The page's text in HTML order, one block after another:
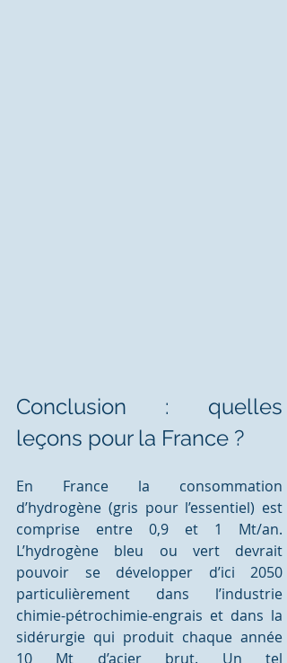
Conclusion : quelles
leçons pour la France ?
En France la consommation
d’hydrogène (gris pour l’essentiel) est
comprise entre 0,9 et 1 Mt/an.
L’hydrogène bleu ou vert devrait
pouvoir se développer d’ici 2050
particulièrement dans l’industrie
chimie-pétrochimie-engrais et dans la
sidérurgie qui produit chaque année
10 Mt d’acier brut. Un tel